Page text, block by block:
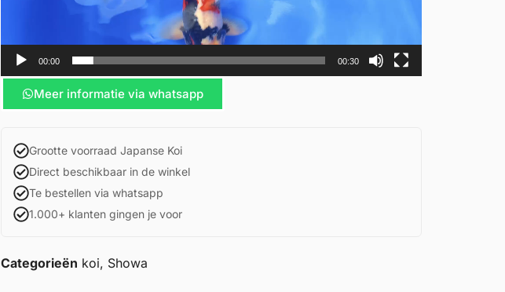
00:00 00:30
Meer informatie via whatsapp
Grootte voorraad Japanse Koi
Direct beschikbaar in de winkel
Te bestellen via whatsapp
1.000+ klanten gingen je voor
Categorieën koi, Showa